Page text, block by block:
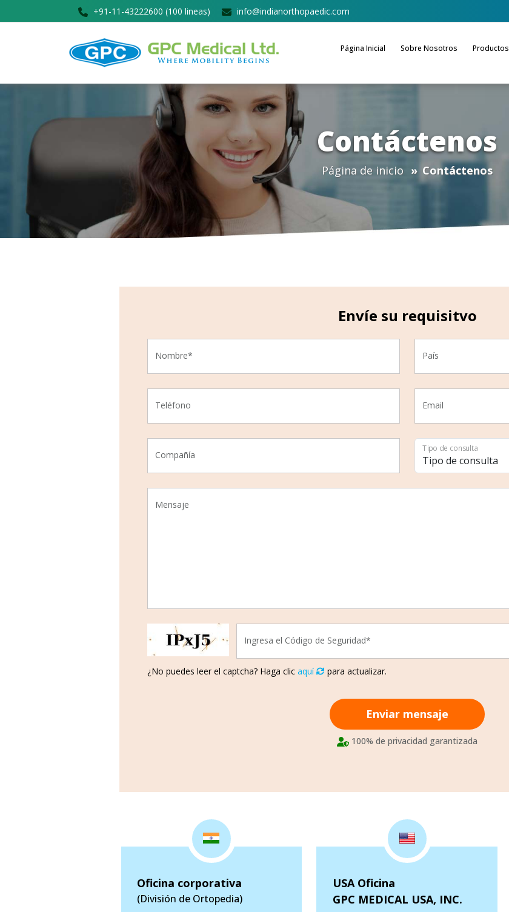
+91-11-43222600 (100 lineas) info@indianorthopaedic.com
Página Inicial Sobre Nosotros Productos
Contáctenos
Página de inicio Contáctenos
Envíe su requisitvo
Nombre* País
Teléfono Email
Compañía
Tipo de consulta
Mensaje
Ingresa el Código de Seguridad*
¿No puedes leer el captcha? Haga clicaquí para actualizar.
Enviar mensaje
100% de privacidad garantizada
Oficina corporativa
(División de Ortopedia)
USA Oficina
GPC MEDICAL USA, INC.